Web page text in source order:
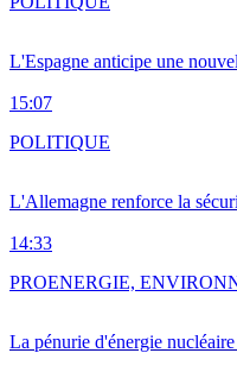
L'Espagne anticipe une
15:07
L'Allemagne renforce la
14:33
POLITIQUE
La pénurie d'énergie
PROENERGIE,